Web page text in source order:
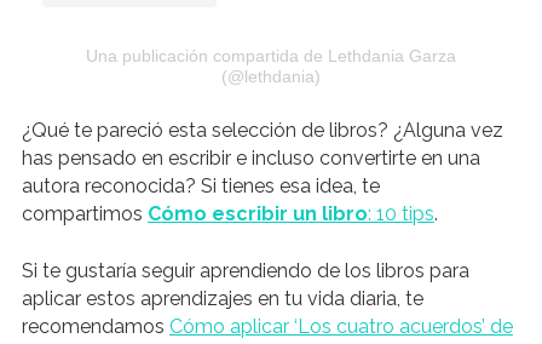
Una publicación compartida de Lethdania Garza
(@lethdania)
¿Qué te pareció esta selección de libros? ¿Alguna vez
has pensado en escribir e incluso convertirte en una
autora reconocida? Si tienes esa idea, te
compartimos Cómo escribir un libro: 10 tips.
Si te gustaría seguir aprendiendo de los libros para
aplicar estos aprendizajes en tu vida diaria, te
recomendamos Cómo aplicar ‘Los cuatro acuerdos’ de